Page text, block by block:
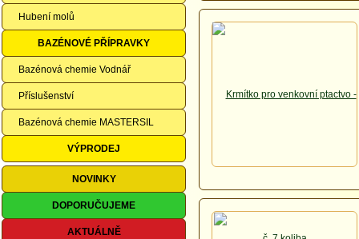
Hubení molů
BAZÉNOVÉ PŘÍPRAVKY
Bazénová chemie Vodnář
Příslušenství
Bazénová chemie MASTERSIL
VÝPRODEJ
NOVINKY
DOPORUČUJEME
AKTUÁLNĚ